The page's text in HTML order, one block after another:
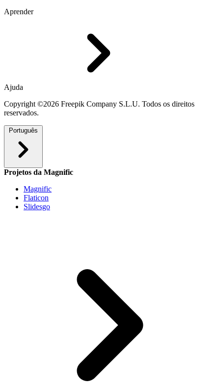
Aprender
Ajuda
Copyright ©2026 Freepik Company S.L.U. Todos os direitos
reservados.
Português
Projetos da Magnific
Magnific
Flaticon
Slidesgo